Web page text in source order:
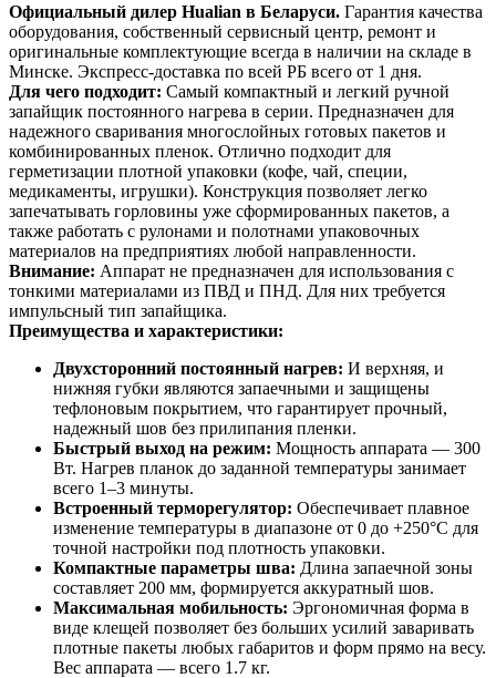
Официальный дилер Hualian в Беларуси. Гарантия качества
оборудования, собственный сервисный центр, ремонт и
оригинальные комплектующие всегда в наличии на складе в
Минске. Экспресс-доставка по всей РБ всего от 1 дня.
Для чего подходит: Самый компактный и легкий ручной
запайщик постоянного нагрева в серии. Предназначен для
надежного сваривания многослойных готовых пакетов и
комбинированных пленок. Отлично подходит для
герметизации плотной упаковки (кофе, чай, специи,
медикаменты, игрушки). Конструкция позволяет легко
запечатывать горловины уже сформированных пакетов, а
также работать с рулонами и полотнами упаковочных
материалов на предприятиях любой направленности.
Внимание: Аппарат не предназначен для использования с
тонкими материалами из ПВД и ПНД. Для них требуется
импульсный тип запайщика.
Преимущества и характеристики:
Двухсторонний постоянный нагрев: И верхняя, и
нижняя губки являются запаечными и защищены
тефлоновым покрытием, что гарантирует прочный,
надежный шов без прилипания пленки.
Быстрый выход на режим: Мощность аппарата — 300
Вт. Нагрев планок до заданной температуры занимает
всего 1–3 минуты.
Встроенный терморегулятор: Обеспечивает плавное
изменение температуры в диапазоне от 0 до +250°C для
точной настройки под плотность упаковки.
Компактные параметры шва: Длина запаечной зоны
составляет 200 мм, формируется аккуратный шов.
Максимальная мобильность: Эргономичная форма в
виде клещей позволяет без больших усилий заваривать
плотные пакеты любых габаритов и форм прямо на весу.
Вес аппарата — всего 1.7 кг.